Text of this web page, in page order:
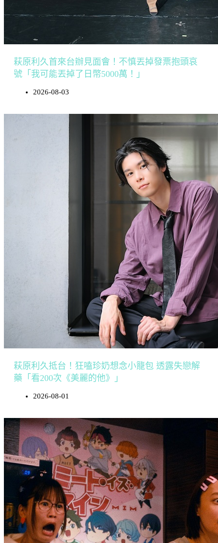
萩原利久首來台辦見面會！不慎丟掉發票抱頭哀
號「我可能丟掉了日幣5000萬！」
2026-08-03
萩原利久抵台！狂嗑珍奶想念小籠包 透露失戀解
藥「看200次《美麗的他》」
2026-08-01